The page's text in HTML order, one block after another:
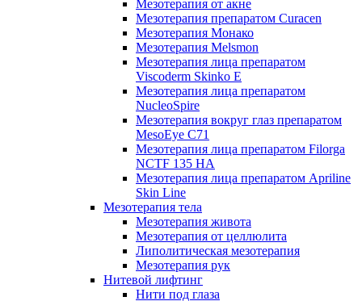
Мезотерапия от акне
Мезотерапия препаратом Curacen
Мезотерапия Монако
Мезотерапия Melsmon
Мезотерапия лица препаратом
Viscoderm Skinko E
Мезотерапия лица препаратом
NucleoSpire
Мезотерапия вокруг глаз препаратом
MesoEye С71
Мезотерапия лица препаратом Filorga
NCTF 135 HA
Мезотерапия лица препаратом Apriline
Skin Line
Мезотерапия тела
Мезотерапия живота
Мезотерапия от целлюлита
Липолитическая мезотерапия
Мезотерапия рук
Нитевой лифтинг
Нити под глаза